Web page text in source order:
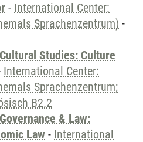
- International Center:
Sprachenzentrum) -
Studies: Culture
International Center:
Sprachenzentrum;
B2.2
& Law:
Law - International